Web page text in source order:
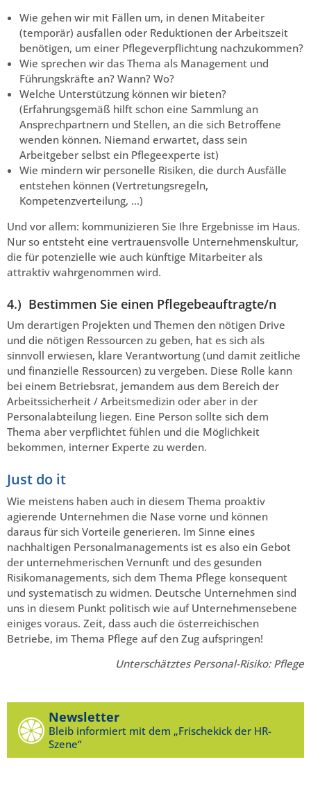
Wie gehen wir mit Fällen um, in denen Mitabeiter
(temporär) ausfallen oder Reduktionen der Arbeitszeit
benötigen, um einer Pflegeverpflichtung nachzukommen?
Wie sprechen wir das Thema als Management und
Führungskräfte an? Wann? Wo?
Welche Unterstützung können wir bieten?
(Erfahrungsgemäß hilft schon eine Sammlung an
Ansprechpartnern und Stellen, an die sich Betroffene
wenden können. Niemand erwartet, dass sein
Arbeitgeber selbst ein Pflegeexperte ist)
Wie mindern wir personelle Risiken, die durch Ausfälle
entstehen können (Vertretungsregeln,
Kompetenzverteilung, …)
Und vor allem: kommunizieren Sie Ihre Ergebnisse im Haus.
Nur so entsteht eine vertrauensvolle Unternehmenskultur,
die für potenzielle wie auch künftige Mitarbeiter als
attraktiv wahrgenommen wird.
4.) Bestimmen Sie einen Pflegebeauftragte/n
Um derartigen Projekten und Themen den nötigen Drive
und die nötigen Ressourcen zu geben, hat es sich als
sinnvoll erwiesen, klare Verantwortung (und damit zeitliche
und finanzielle Ressourcen) zu vergeben. Diese Rolle kann
bei einem Betriebsrat, jemandem aus dem Bereich der
Arbeitssicherheit / Arbeitsmedizin oder aber in der
Personalabteilung liegen. Eine Person sollte sich dem
Thema aber verpflichtet fühlen und die Möglichkeit
bekommen, interner Experte zu werden.
Just do it
Wie meistens haben auch in diesem Thema proaktiv
agierende Unternehmen die Nase vorne und können
daraus für sich Vorteile generieren. Im Sinne eines
nachhaltigen Personalmanagements ist es also ein Gebot
der unternehmerischen Vernunft und des gesunden
Risikomanagements, sich dem Thema Pflege konsequent
und systematisch zu widmen. Deutsche Unternehmen sind
uns in diesem Punkt politisch wie auf Unternehmensebene
einiges voraus. Zeit, dass auch die österreichischen
Betriebe, im Thema Pflege auf den Zug aufspringen!
Unterschätztes Personal-Risiko: Pflege
Newsletter
Bleib informiert mit dem „Frischekick der HR-
Szene“